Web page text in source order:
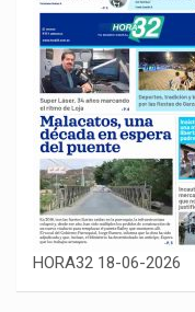
HORA32 18-06-2026